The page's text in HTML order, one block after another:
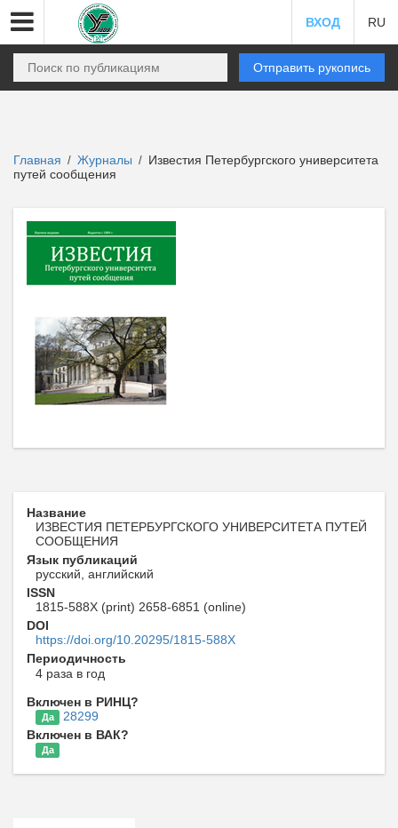
ВХОД RU
Отправить рукопись
Главная / Журналы / Известия Петербургского университета
путей сообщения
Название
ИЗВЕСТИЯ ПЕТЕРБУРГСКОГО УНИВЕРСИТЕТА ПУТЕЙ
СООБЩЕНИЯ
Язык публикаций
русский, английский
ISSN
1815-588X (print) 2658-6851 (online)
DOI
https://doi.org/10.20295/1815-588X
Периодичность
4 раза в год
Включен в РИНЦ?
Да
28299
Включен в ВАК?
Да